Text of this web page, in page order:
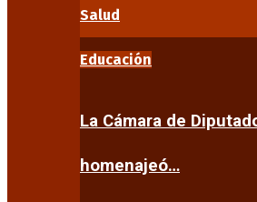
Salud
Educación
La Cámara de
homenajeó…